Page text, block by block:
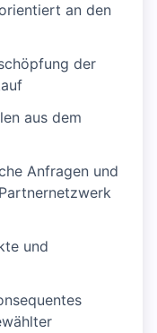
an den
der
aus dem
Anfragen und
und